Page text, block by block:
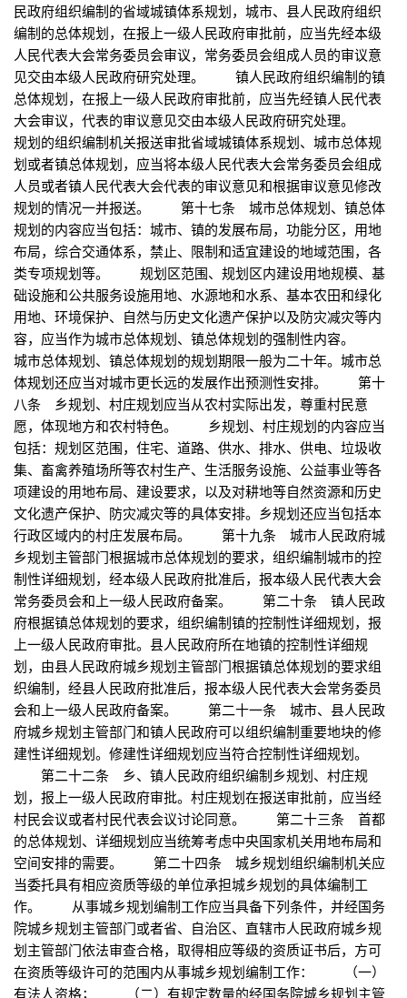
民政府组织编制的省域城镇体系规划，城市、县人民政府组织
编制的总体规划，在报上一级人民政府审批前，应当先经本级
人民代表大会常务委员会审议，常务委员会组成人员的审议意
见交由本级人民政府研究处理。 镇人民政府组织编制的镇
总体规划，在报上一级人民政府审批前，应当先经镇人民代表
大会审议，代表的审议意见交由本级人民政府研究处理。
规划的组织编制机关报送审批省域城镇体系规划、城市总体规
划或者镇总体规划，应当将本级人民代表大会常务委员会组成
人员或者镇人民代表大会代表的审议意见和根据审议意见修改
规划的情况一并报送。 第十七条 城市总体规划、镇总体
规划的内容应当包括：城市、镇的发展布局，功能分区，用地
布局，综合交通体系，禁止、限制和适宜建设的地域范围，各
类专项规划等。 规划区范围、规划区内建设用地规模、基
础设施和公共服务设施用地、水源地和水系、基本农田和绿化
用地、环境保护、自然与历史文化遗产保护以及防灾减灾等内
容，应当作为城市总体规划、镇总体规划的强制性内容。
城市总体规划、镇总体规划的规划期限一般为二十年。城市总
体规划还应当对城市更长远的发展作出预测性安排。 第十
八条 乡规划、村庄规划应当从农村实际出发，尊重村民意
愿，体现地方和农村特色。 乡规划、村庄规划的内容应当
包括：规划区范围，住宅、道路、供水、排水、供电、垃圾收
集、畜禽养殖场所等农村生产、生活服务设施、公益事业等各
项建设的用地布局、建设要求，以及对耕地等自然资源和历史
文化遗产保护、防灾减灾等的具体安排。乡规划还应当包括本
行政区域内的村庄发展布局。 第十九条 城市人民政府城
乡规划主管部门根据城市总体规划的要求，组织编制城市的控
制性详细规划，经本级人民政府批准后，报本级人民代表大会
常务委员会和上一级人民政府备案。 第二十条 镇人民政
府根据镇总体规划的要求，组织编制镇的控制性详细规划，报
上一级人民政府审批。县人民政府所在地镇的控制性详细规
划，由县人民政府城乡规划主管部门根据镇总体规划的要求组
织编制，经县人民政府批准后，报本级人民代表大会常务委员
会和上一级人民政府备案。 第二十一条 城市、县人民政
府城乡规划主管部门和镇人民政府可以组织编制重要地块的修
建性详细规划。修建性详细规划应当符合控制性详细规划。
第二十二条 乡、镇人民政府组织编制乡规划、村庄规
划，报上一级人民政府审批。村庄规划在报送审批前，应当经
村民会议或者村民代表会议讨论同意。 第二十三条 首都
的总体规划、详细规划应当统筹考虑中央国家机关用地布局和
空间安排的需要。 第二十四条 城乡规划组织编制机关应
当委托具有相应资质等级的单位承担城乡规划的具体编制工
作。 从事城乡规划编制工作应当具备下列条件，并经国务
院城乡规划主管部门或者省、自治区、直辖市人民政府城乡规
划主管部门依法审查合格，取得相应等级的资质证书后，方可
在资质等级许可的范围内从事城乡规划编制工作： （一）
有法人资格； （二）有规定数量的经国务院城乡规划主管